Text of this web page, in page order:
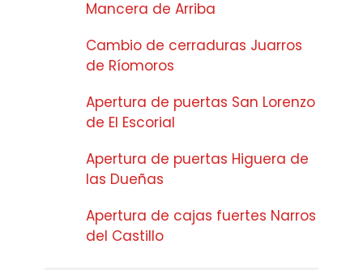
Mancera de Arriba
Cambio de cerraduras Juarros
de Ríomoros
Apertura de puertas San Lorenzo
de El Escorial
Apertura de puertas Higuera de
las Dueñas
Apertura de cajas fuertes Narros
del Castillo